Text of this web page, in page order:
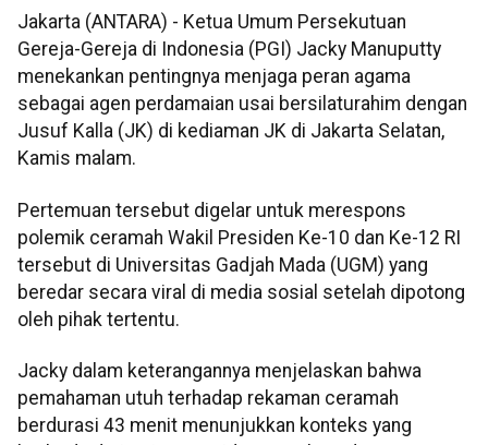
Jakarta (ANTARA) - Ketua Umum Persekutuan
Gereja-Gereja di Indonesia (PGI) Jacky Manuputty
menekankan pentingnya menjaga peran agama
sebagai agen perdamaian usai bersilaturahim dengan
Jusuf Kalla (JK) di kediaman JK di Jakarta Selatan,
Kamis malam.
Pertemuan tersebut digelar untuk merespons
polemik ceramah Wakil Presiden Ke-10 dan Ke-12 RI
tersebut di Universitas Gadjah Mada (UGM) yang
beredar secara viral di media sosial setelah dipotong
oleh pihak tertentu.
Jacky dalam keterangannya menjelaskan bahwa
pemahaman utuh terhadap rekaman ceramah
berdurasi 43 menit menunjukkan konteks yang